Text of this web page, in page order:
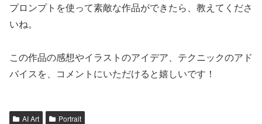
プロンプトを使って素敵な作品ができたら、教えてくださ
いね。
この作品の感想やイラストのアイデア、テクニックのアド
バイスを、コメントにいただけると嬉しいです！
AI Art Portrait